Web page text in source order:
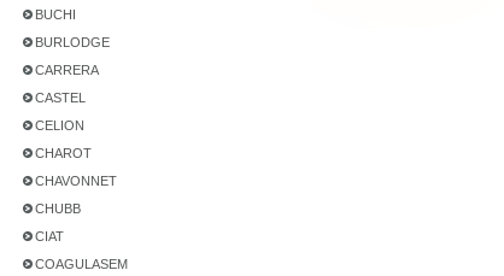
BUCHI
BURLODGE
CARRERA
CASTEL
CELION
CHAROT
CHAVONNET
CHUBB
CIAT
COAGULASEM